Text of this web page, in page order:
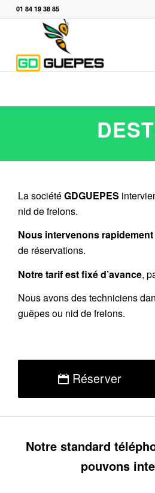
01 84 19 38 85
La sociétéGDGUEPES
nid de frelons.
Nous intervenons
de réservations.
Notre tarif est fixé d’avance,
Nous avons des techniciens
guêpes ou nid de frelons.
Réserver
Notre standard
pouvons